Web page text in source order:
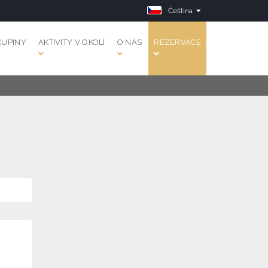
Čeština
AKTIVITY V OKOLÍ O NÁS REZERVACE